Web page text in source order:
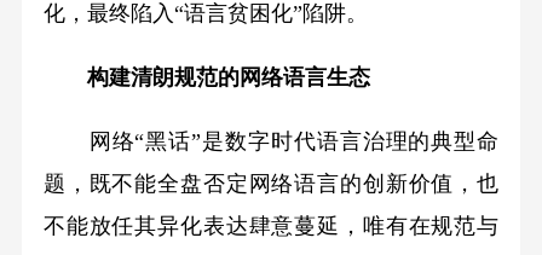
化，最终陷入“语言贫困化”陷阱。
构建清朗规范的网络语言生态
网络“黑话”是数字时代语言治理的典型命
题，既不能全盘否定网络语言的创新价值，也
不能放任其异化表达肆意蔓延，唯有在规范与